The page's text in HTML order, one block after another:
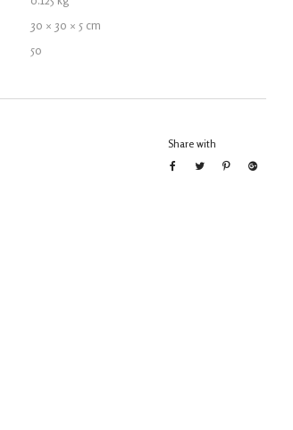
30 × 30 × 5 cm
50
Share with